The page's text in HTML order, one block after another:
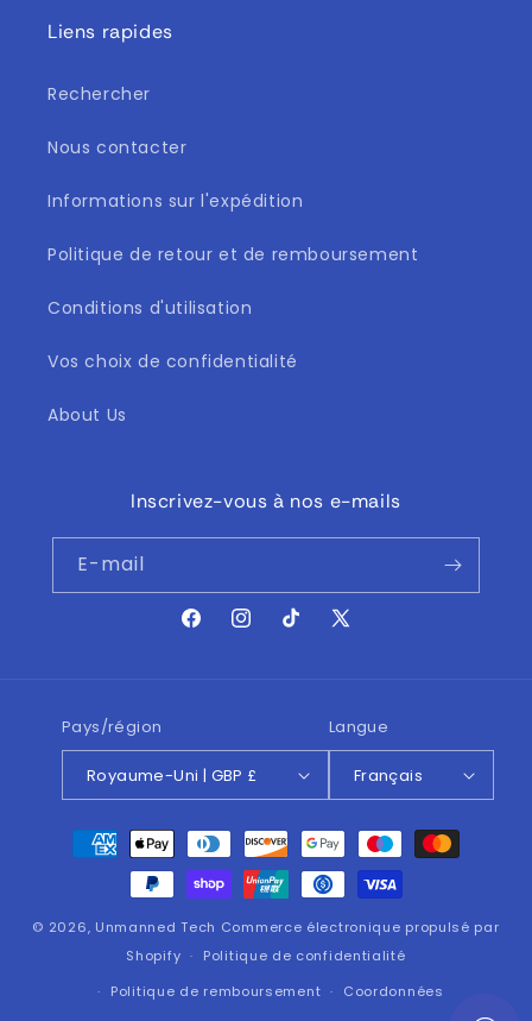
Liens rapides
Rechercher
Nous contacter
Informations sur l'expédition
Politique de retour et de remboursement
Conditions d'utilisation
Vos choix de confidentialité
About Us
Inscrivez-vous à nos e-mails
E-mail
FacebookInstagramTikTokX
Pays/région
Royaume-Uni | GBP £
Langue
Français
Moyens
paiement
© 2026, Unmanned Tech Commerce électronique propulsé par
Shopify
Politique de confidentialité
Politique de remboursement
Coordonnées